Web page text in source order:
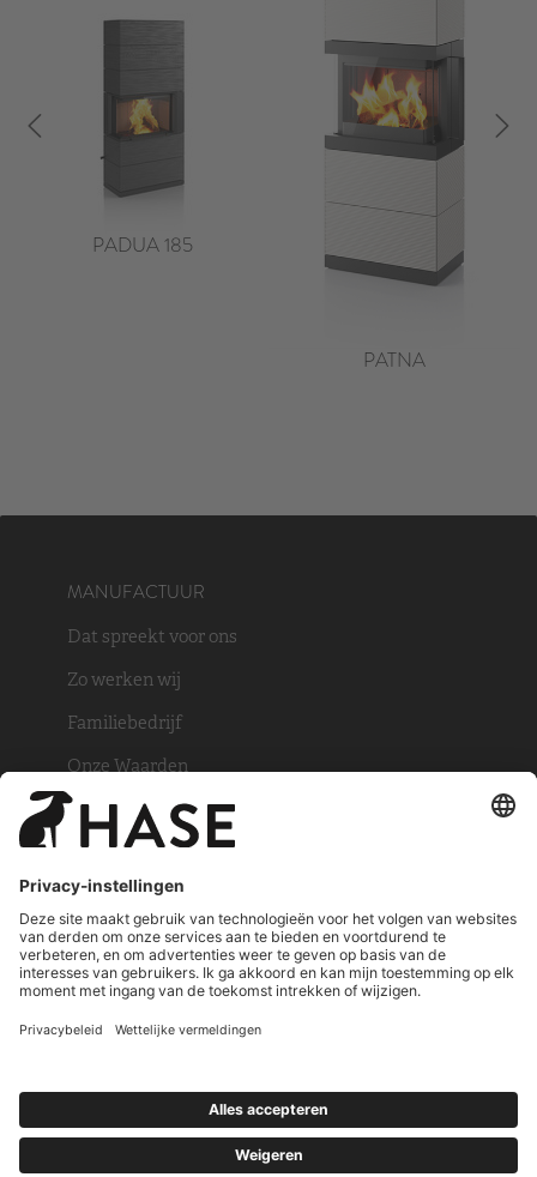
PADUA 185
PATNA
MANUFACTUUR
Dat spreekt voor ons
Zo werken wij
Familiebedrijf
Onze Waarden
SERVICE
Vraag een catalogus
PERS